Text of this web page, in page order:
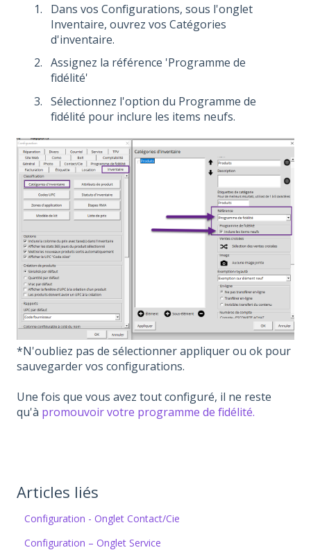
Dans vos Configurations, sous l'onglet
Inventaire, ouvrez vos Catégories
d'inventaire.
Assignez la référence 'Programme de
fidélité'
Sélectionnez l'option du Programme de
fidélité pour inclure les items neufs.
*N'oubliez pas de sélectionner appliquer ou ok pour
sauvegarder vos configurations.
Une fois que vous avez tout configuré, il ne reste
qu'à promouvoir votre programme de fidélité.
Articles liés
Configuration - Onglet Contact/Cie
Configuration – Onglet Service